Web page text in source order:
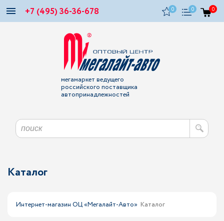
+7 (495) 36-36-678 0 0 0
мегамаркет ведущего
российского поставщика
автопринадлежностей
Каталог
Интернет-магазин ОЦ «Мегалайт-Авто» Каталог